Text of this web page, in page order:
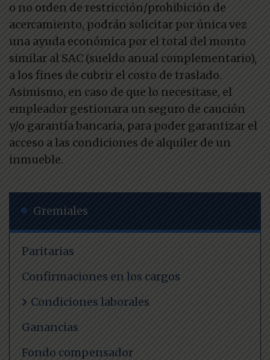
o no orden de restricción/prohibición de
acercamiento, podrán solicitar por única vez
una ayuda económica por el total del monto
similar al SAC (sueldo anual complementario),
a los fines de cubrir el costo de traslado.
Asimismo, en caso de que lo necesitase, el
empleador gestionara un seguro de caución
y/o garantía bancaria, para poder garantizar el
acceso a las condiciones de alquiler de un
inmueble.
Gremiales
Paritarias
Confirmaciones en los cargos
Condiciones laborales
Ganancias
Fondo compensador